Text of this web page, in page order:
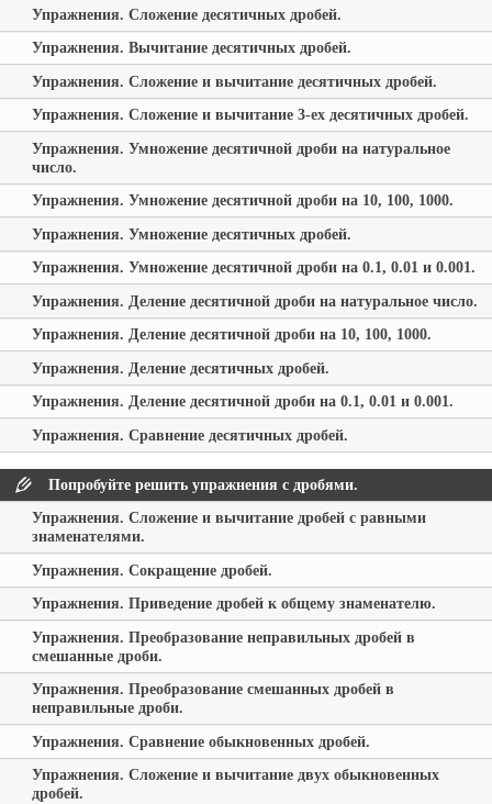
Упражнения. Сложение десятичных дробей.
Упражнения. Вычитание десятичных дробей.
Упражнения. Сложение и вычитание десятичных дробей.
Упражнения. Сложение и вычитание 3-ех десятичных дробей.
Упражнения. Умножение десятичной дроби на натуральное
число.
Упражнения. Умножение десятичной дроби на 10, 100, 1000.
Упражнения. Умножение десятичных дробей.
Упражнения. Умножение десятичной дроби на 0.1, 0.01 и 0.001.
Упражнения. Деление десятичной дроби на натуральное число.
Упражнения. Деление десятичной дроби на 10, 100, 1000.
Упражнения. Деление десятичных дробей.
Упражнения. Деление десятичной дроби на 0.1, 0.01 и 0.001.
Упражнения. Сравнение десятичных дробей.
Попробуйте решить упражнения с дробями.
Упражнения. Сложение и вычитание дробей с равными
знаменателями.
Упражнения. Сокращение дробей.
Упражнения. Приведение дробей к общему знаменателю.
Упражнения. Преобразование неправильных дробей в
смешанные дроби.
Упражнения. Преобразование смешанных дробей в
неправильные дроби.
Упражнения. Сравнение обыкновенных дробей.
Упражнения. Сложение и вычитание двух обыкновенных
дробей.